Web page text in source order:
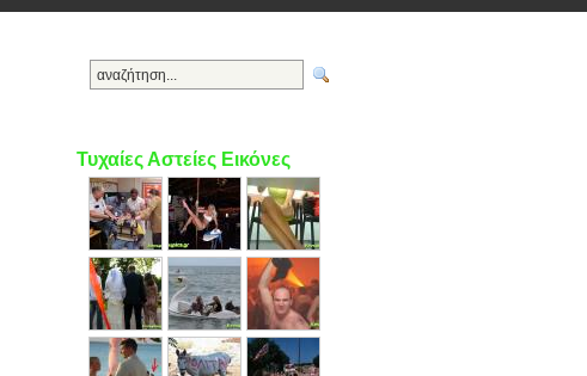
Τυχαίες Αστείες Εικόνες